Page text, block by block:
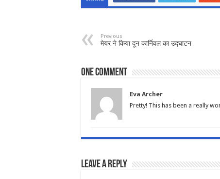
Previous
मेयर ने किया दून कार्निवल का उद्घाटन
One comment
Eva Archer
Pretty! This has been a really
Leave a Reply